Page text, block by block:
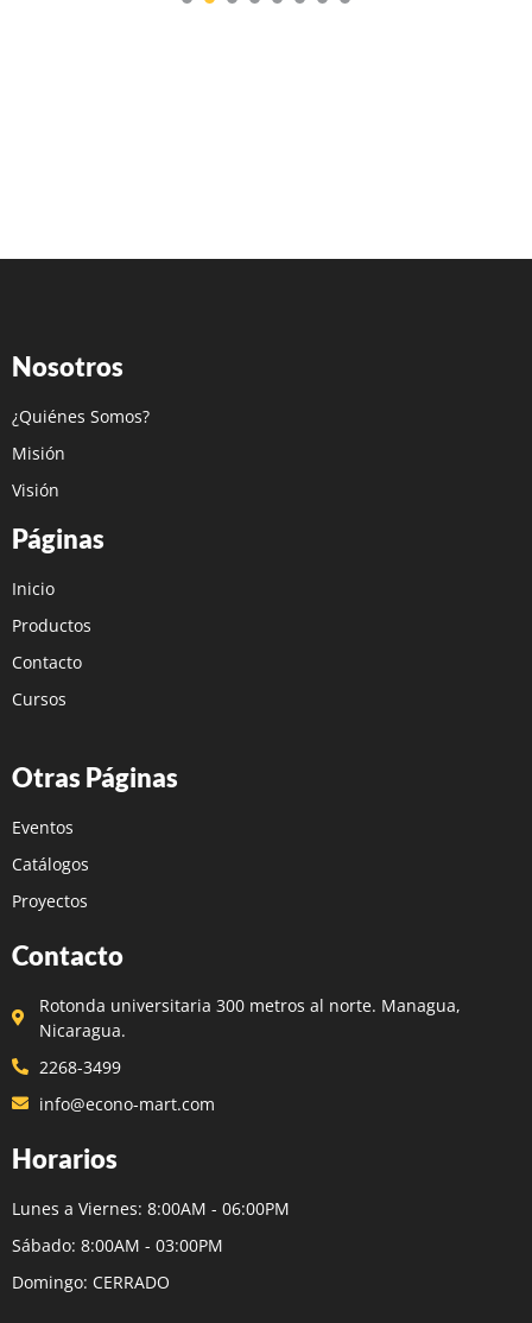
Nosotros
¿Quiénes Somos?
Misión
Visión
Páginas
Inicio
Productos
Contacto
Cursos
Otras Páginas
Eventos
Catálogos
Proyectos
Contacto
Rotonda universitaria 300 metros al norte. Managua,
Nicaragua.
2268-3499
info@econo-mart.com
Horarios
Lunes a Viernes: 8:00AM - 06:00PM
Sábado: 8:00AM - 03:00PM
Domingo: CERRADO